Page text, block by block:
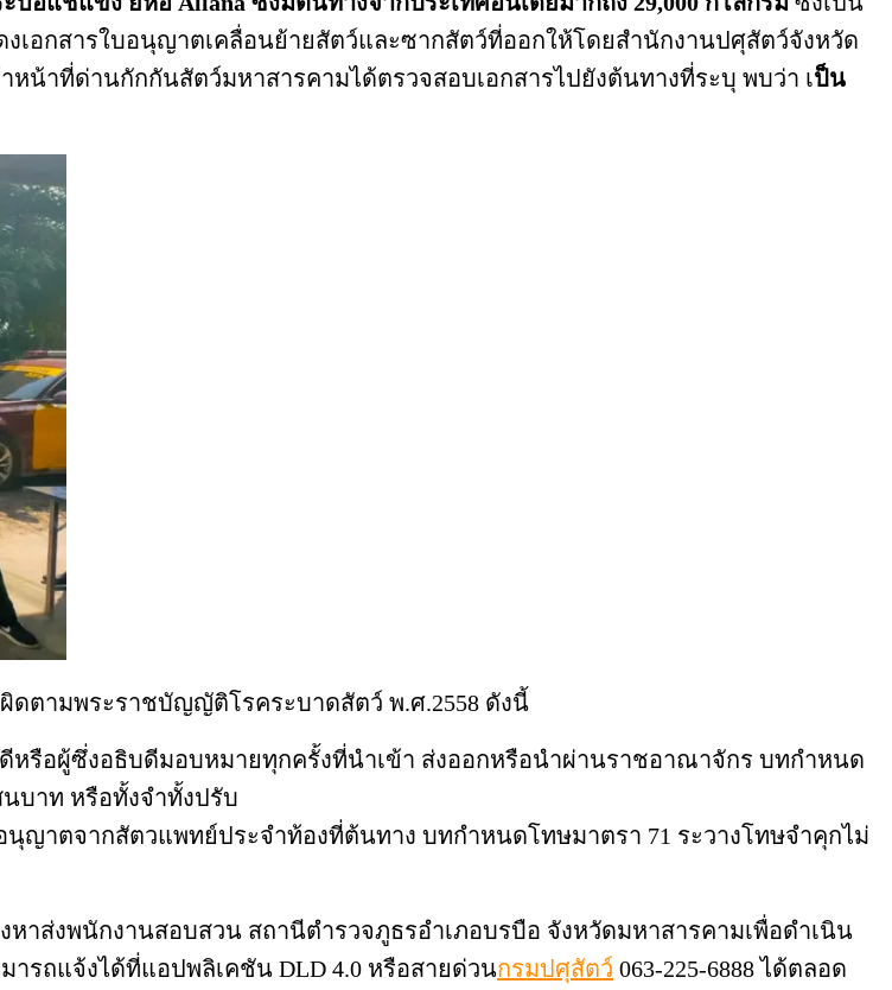
อกสารใบอนุญาตเคลื่อนย้ายสัตว์และซากสัตว์ที่ออกให้โดยสำนักงานปศุสัตว์จังหวัด
น้าที่ด่านกักกันสัตว์มหาสารคามได้ตรวจสอบเอกสารไปยังต้นทางที่ระบุ พบว่า เป็น
ดตามพระราชบัญญัติโรคระบาดสัตว์ พ.ศ.2558 ดังนี้
หรือผู้ซึ่งอธิบดีมอบหมายทุกครั้งที่นำเข้า ส่งออกหรือนำผ่านราชอาณาจักร บทกำหนด
นบาท หรือทั้งจำทั้งปรับ
ญาตจากสัตวแพทย์ประจำท้องที่ต้นทาง บทกำหนดโทษมาตรา 71 ระวางโทษจำคุกไม่
าส่งพนักงานสอบสวน สถานีตำรวจภูธรอำเภอบรบือ จังหวัดมหาสารคามเพื่อดำเนิน
รถแจ้งได้ที่แอปพลิเคชัน DLD 4.0 หรือสายด่วนกรมปศุสัตว์ 063-225-6888 ได้ตลอด